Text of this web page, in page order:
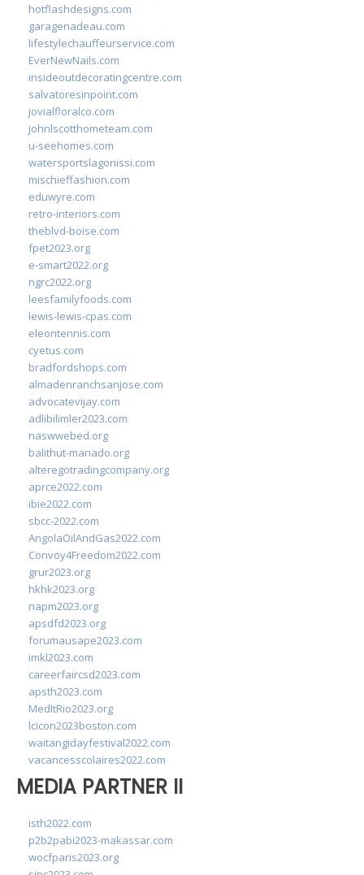
hotflashdesigns.com
garagenadeau.com
lifestylechauffeurservice.com
EverNewNails.com
insideoutdecoratingcentre.com
salvatoresinpoint.com
jovialfloralco.com
johnlscotthometeam.com
u-seehomes.com
watersportslagonissi.com
mischieffashion.com
eduwyre.com
retro-interiors.com
theblvd-boise.com
fpet2023.org
e-smart2022.org
ngrc2022.org
leesfamilyfoods.com
lewis-lewis-cpas.com
eleontennis.com
cyetus.com
bradfordshops.com
almadenranchsanjose.com
advocatevijay.com
adlibilimler2023.com
naswwebed.org
balithut-manado.org
alteregotradingcompany.org
aprce2022.com
ibie2022.com
sbcc-2022.com
AngolaOilAndGas2022.com
Convoy4Freedom2022.com
grur2023.org
hkhk2023.org
napm2023.org
apsdfd2023.org
forumausape2023.com
imkl2023.com
careerfaircsd2023.com
apsth2023.com
MedItRio2023.org
lcicon2023boston.com
waitangidayfestival2022.com
vacancesscolaires2022.com
MEDIA PARTNER II
isth2022.com
p2b2pabi2023-makassar.com
wocfparis2023.org